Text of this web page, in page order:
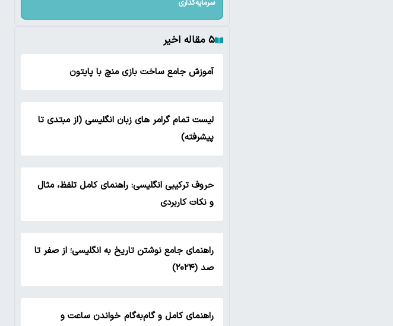
سرمایه‌گذاری
۵ مقاله اخیر
آموزش جامع ساخت بازی منچ با پایتون
لیست تمام گرامر های زبان انگلیسی (از مبتدی تا
پیشرفته)
حروف ترکیبی انگلیسی: راهنمای کامل تلفظ، مثال
و نکات کاربردی
راهنمای جامع نوشتن تاریخ به انگلیسی؛ از صفر تا
صد (۲۰۲۴)
راهنمای کامل و گام‌به‌گام خواندن ساعت و